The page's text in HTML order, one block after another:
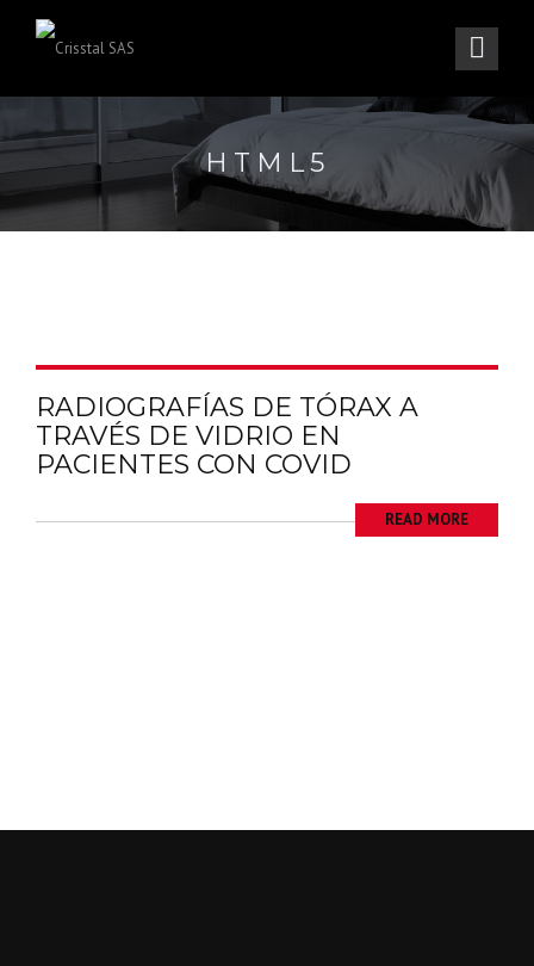
HTML5
RADIOGRAFÍAS DE TÓRAX A
TRAVÉS DE VIDRIO EN
PACIENTES CON COVID
READ MORE